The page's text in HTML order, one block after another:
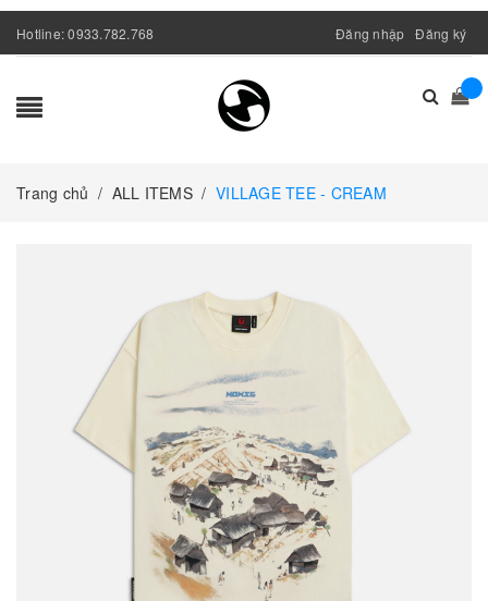
Hotline:0933.782.768 Đăng nhập Đăng ký
Trang chủ / ALL ITEMS / VILLAGE TEE - CREAM